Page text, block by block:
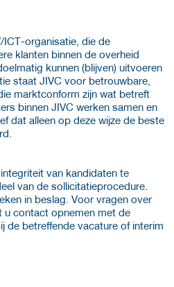
ICT-organisatie, die de
klanten binnen de overheid
kunnen (blijven) uitvoeren
staat JIVC voor betrouwbare,
marktconform zijn wat betreft
binnen JIVC werken samen en
dat alleen op deze wijze de beste
van kandidaten te
van de sollicitatieprocedure.
in beslag. Voor vragen over
u contact opnemen met de
de betreffende vacature of interim